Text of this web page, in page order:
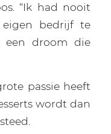
“Ik had nooit
bedrijf te
een droom die
passie heeft
wordt dan